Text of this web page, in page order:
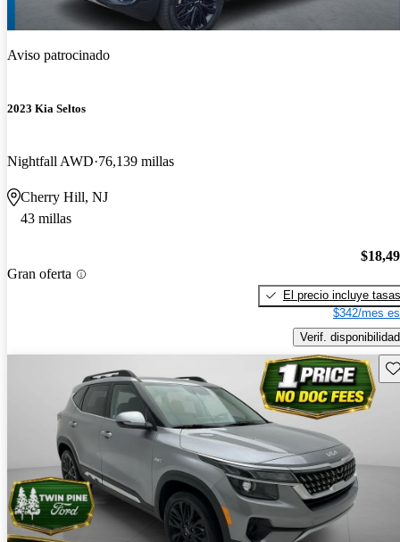
Aviso patrocinado
2023 Kia Seltos
Nightfall AWD 76,139 millas
Cherry Hill, NJ
43 millas
Gran oferta
El precio incluye tasas
$342/mes
Verif. disponibilidad